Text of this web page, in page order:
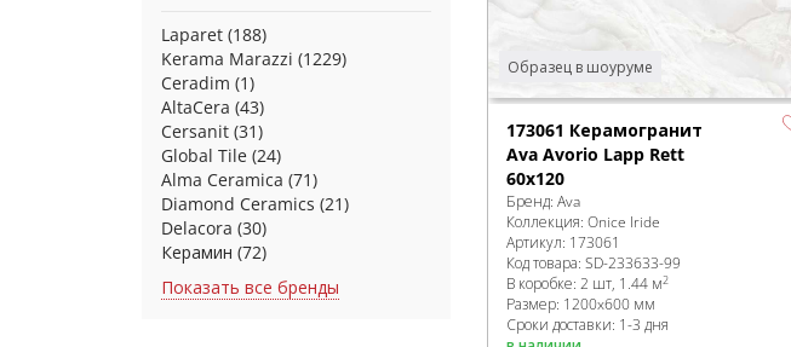
Laparet (188)
Kerama Marazzi (1229)
Ceradim (1)
AltaCera (43)
Cersanit (31)
Global Tile (24)
Alma Ceramica (71)
Diamond Ceramics (21)
Delacora (30)
Керамин (72)
Показать все бренды
Образец в шоуруме
173061 Керамогранит
Ava Avorio Lapp Rett
60x120
Бренд: Ava
Коллекция: Onice Iride
Артикул: 173061
Код товара: SD-233633-99
В коробке: 2 шт, 1.44 м2
Размер: 1200x600 мм
Сроки доставки: 1-3 дня